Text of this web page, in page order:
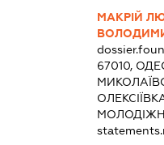
МАКРІЙ
67010,